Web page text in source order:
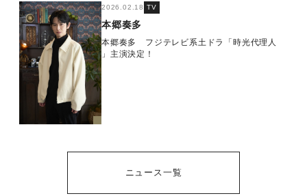
2026.02.18 TV
本郷奏多
本郷奏多 フジテレビ系土ドラ「時光代理人
」主演決定！
ニュース一覧